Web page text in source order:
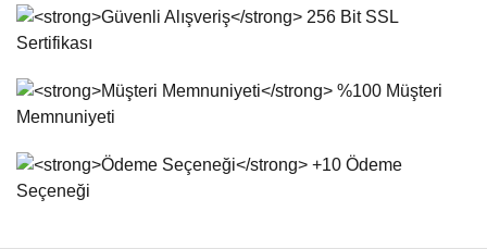
Ürün resmi kalitesiz, bozuk veya görüntülenemiyor.
Ürün açıklamasında eksik bilgiler bulunuyor.
Ürün fiyatı diğer sitelerden daha pahalı.